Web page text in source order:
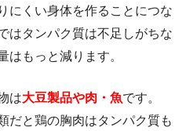
にくい身体を作ることにつな
はタンパク質は不足しがちな
はもっと減ります。
は大豆製品や肉・魚です。
だと鶏の胸肉はタンパク質も